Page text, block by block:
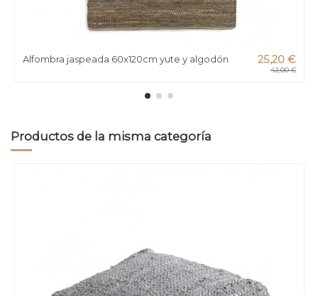
Alfombra jaspeada 60x120cm yute y algodón 25,20 €
42,00 €
Productos de la misma categoría